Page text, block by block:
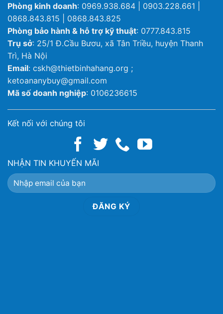
Phòng kinh doanh: 0969.938.684 | 0903.228.661 |
0868.843.815 | 0868.843.825
Phòng bảo hành & hỗ trợ kỹ thuật: 0777.843.815
Trụ sở: 25/1 Đ.Cầu Bươu, xã Tân Triều, huyện Thanh
Trì, Hà Nội
Email: cskh@thietbinhahang.org ;
ketoananybuy@gmail.com
Mã số doanh nghiệp: 0106236615
Kết nối với chúng tôi
NHẬN TIN KHUYẾN MÃI